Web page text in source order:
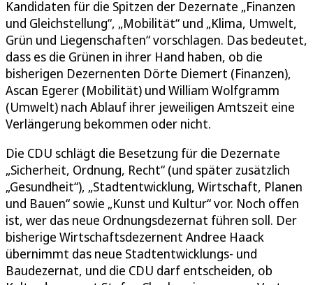
Kandidaten für die Spitzen der Dezernate „Finanzen
und Gleichstellung“, „Mobilität“ und „Klima, Umwelt,
Grün und Liegenschaften“ vorschlagen. Das bedeutet,
dass es die Grünen in ihrer Hand haben, ob die
bisherigen Dezernenten Dörte Diemert (Finanzen),
Ascan Egerer (Mobilität) und William Wolfgramm
(Umwelt) nach Ablauf ihrer jeweiligen Amtszeit eine
Verlängerung bekommen oder nicht.
Die CDU schlägt die Besetzung für die Dezernate
„Sicherheit, Ordnung, Recht“ (und später zusätzlich
„Gesundheit“), „Stadtentwicklung, Wirtschaft, Planen
und Bauen“ sowie „Kunst und Kultur“ vor. Noch offen
ist, wer das neue Ordnungsdezernat führen soll. Der
bisherige Wirtschaftsdezernent Andree Haack
übernimmt das neue Stadtentwicklungs- und
Baudezernat, und die CDU darf entscheiden, ob